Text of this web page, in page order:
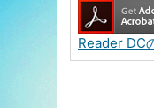
Reader DC